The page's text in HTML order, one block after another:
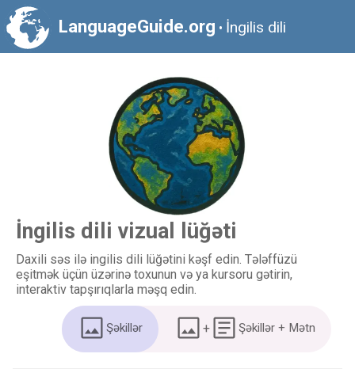
LanguageGuide.org • İngilis dili
İngilis dili vizual lüğəti
Daxili səs ilə ingilis dili lüğətini kəşf edin. Tələffüzü
eşitmək üçün üzərinə toxunun və ya kursoru gətirin,
interaktiv tapşırıqlarla məşq edin.
Şəkillər + Şəkillər + Mətn